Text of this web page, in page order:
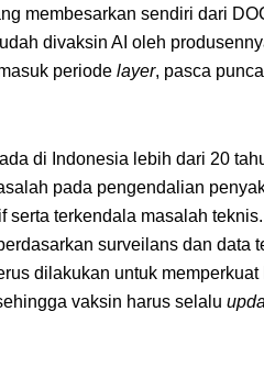
membesarkan sendiri dari
divaksin AI oleh
periode layer, pasca
di Indonesia lebih dari 20
pada pengendalian
terkendala masalah
surveilans dan data
dilakukan untuk memperkuat
vaksin harus selalu